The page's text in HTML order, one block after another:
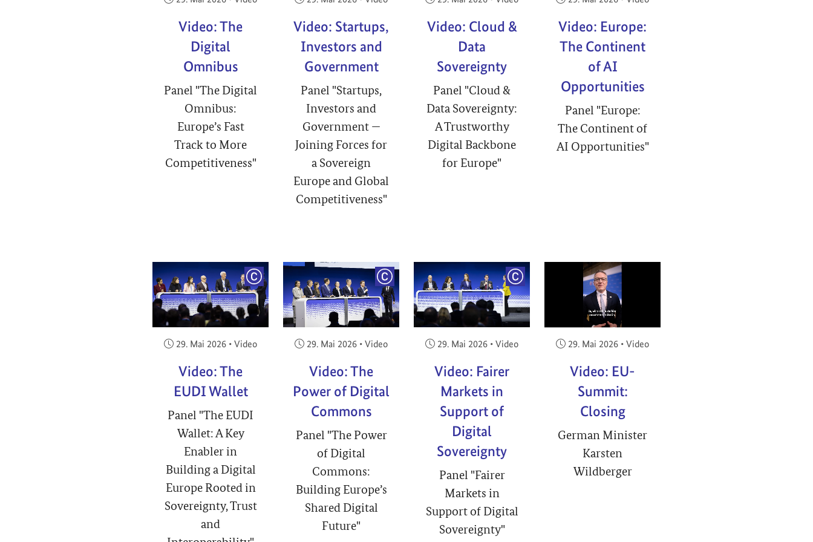
Video: The
Digital
Omnibus
Panel "The Digital
Omnibus:
Europe’s Fast
Track to More
Competitiveness"
Video: Startups,
Investors and
Government
Panel "Startups,
Investors and
Government —
Joining Forces for
a Sovereign
Europe and Global
Competitiveness"
Video: Cloud &
Data
Sovereignty
Panel "Cloud &
Data Sovereignty:
A Trustworthy
Digital Backbone
for Europe"
Video: Europe:
The Continent
of AI
Opportunities
Panel "Europe:
The Continent of
AI Opportunities"
COPYRIGHT
Veröffentlicht am:
29. Mai 2026 • Video
Video: The
EUDI Wallet
Panel "The EUDI
Wallet: A Key
Enabler in
Building a Digital
Europe Rooted in
Sovereignty, Trust
and
COPYRIGHT
Veröffentlicht am:
29. Mai 2026 • Video
Video: The
Power of Digital
Commons
Panel "The Power
of Digital
Commons:
Building Europe’s
Shared Digital
Future"
COPYRIGHT
Veröffentlicht am:
29. Mai 2026 • Video
Video: Fairer
Markets in
Support of
Digital
Sovereignty
Panel "Fairer
Markets in
Support of Digital
Sovereignty"
Veröffentlicht am:
29. Mai 2026 • Video
Video: EU-
Summit:
Closing
German Minister
Karsten
Wildberger